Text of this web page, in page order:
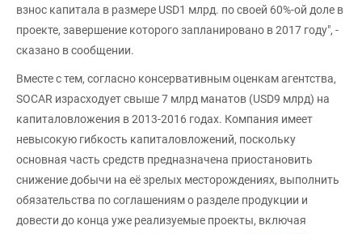
взнос капитала в размере USD1 млрд. по своей 60%-ой доле в
проекте, завершение которого запланировано в 2017 году", -
сказано в сообщении.
Вместе с тем, согласно консервативным оценкам агентства,
SOCAR израсходует свыше 7 млрд манатов (USD9 млрд) на
капиталовложения в 2013-2016 годах. Компания имеет
невысокую гибкость капиталовложений, поскольку
основная часть средств предназначена приостановить
снижение добычи на её зрелых месторождениях, выполнить
обязательства по соглашениям о разделе продукции и
довести до конца уже реализуемые проекты, включая